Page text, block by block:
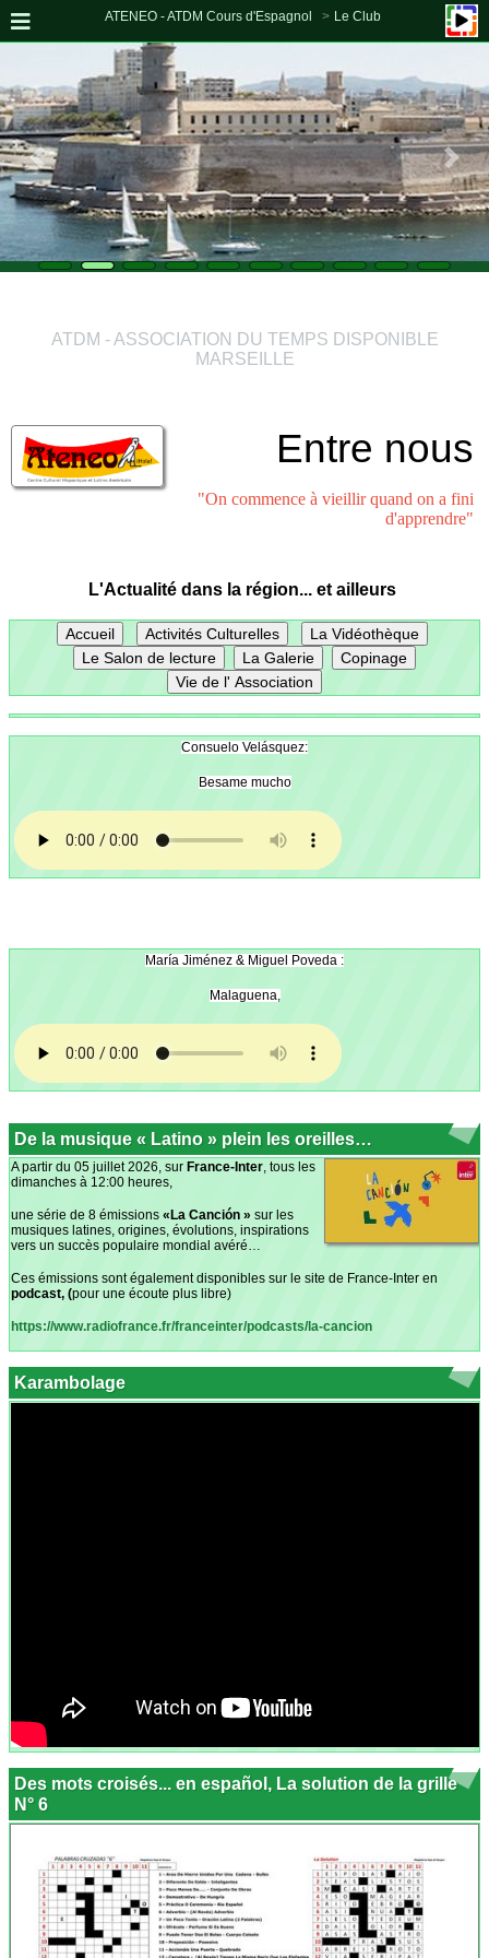
ATENEO - ATDM Cours d'Espagnol Le Club
ATDM - ASSOCIATION DU TEMPS DISPONIBLE
MARSEILLE
Entre nous
"On commence à vieillir quand on a fini
d'apprendre"
L'Actualité dans la région... et ailleurs
Consuelo Velásquez:
Besame mucho
María Jiménez & Miguel Poveda :
Malaguena,
De la musique « Latino » plein les oreilles…
A partir du 05 juillet 2026, sur France-Inter, tous les
dimanches à 12:00 heures,
une série de 8 émissions «La Canción » sur les
musiques latines, origines, évolutions, inspirations
vers un succès populaire mondial avéré…
Ces émissions sont également disponibles sur le site de France-Inter en
podcast, (pour une écoute plus libre)
https://www.radiofrance.fr/franceinter/podcasts/la-cancion
Karambolage
Des mots croisés... en español, La solution de la grille
N° 6